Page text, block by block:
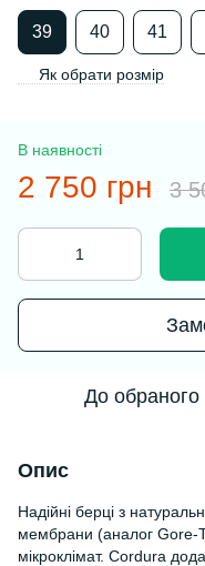
39 40 41
Як обрати розмір
В наявності
2 750 грн 3
До обраного
Опис
Надійні берці з
мембрани (аналог Gore-
мікроклімат. Cordura